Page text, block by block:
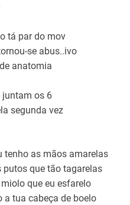
tá par do mov
se abus..ivo
anatomia
juntam os 6
segunda vez
tenho as mãos amarelas
putos que tão tagarelas
que eu esfarelo
a tua cabeça de boelo